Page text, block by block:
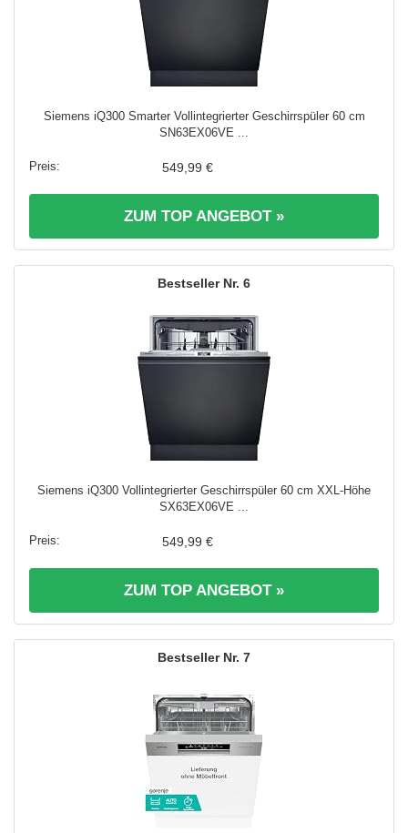
Siemens iQ300 Smarter Vollintegrierter Geschirrspüler 60 cm
SN63EX06VE ...
549,99 €
ZUM TOP ANGEBOT »
6
Siemens iQ300 Vollintegrierter Geschirrspüler 60 cm XXL-Höhe
SX63EX06VE ...
549,99 €
ZUM TOP ANGEBOT »
7